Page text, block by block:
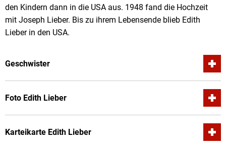
den Kindern dann in die USA aus. 1948 fand die Hochzeit
mit Joseph Lieber. Bis zu ihrem Lebensende blieb Edith
Lieber in den USA.
Geschwister
Foto Edith Lieber
Karteikarte Edith Lieber